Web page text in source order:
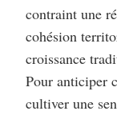
contraint une
cohésion
croissance
Pour anticiper
cultiver une